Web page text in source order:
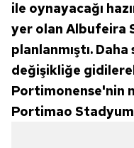
ile oynayacağı
yer olan Albufeira
planlanmıştı.
değişikliğe
Portimonense'nin
Portimao